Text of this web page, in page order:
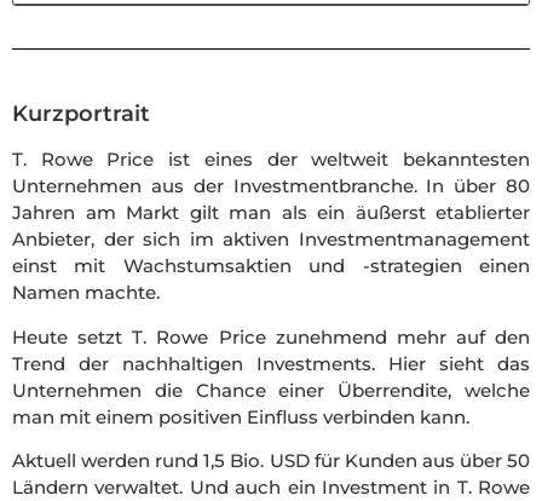
Kurzportrait
T. Rowe Price ist eines der weltweit bekanntesten
Unternehmen aus der Investmentbranche. In über 80
Jahren am Markt gilt man als ein äußerst etablierter
Anbieter, der sich im aktiven Investmentmanagement
einst mit Wachstumsaktien und -strategien einen
Namen machte.
Heute setzt T. Rowe Price zunehmend mehr auf den
Trend der nachhaltigen Investments. Hier sieht das
Unternehmen die Chance einer Überrendite, welche
man mit einem positiven Einfluss verbinden kann.
Aktuell werden rund 1,5 Bio. USD für Kunden aus über 50
Ländern verwaltet. Und auch ein Investment in T. Rowe